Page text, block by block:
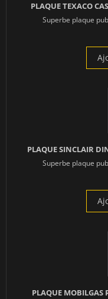
PLAQUE TEXACO
Superbe plaque
PLAQUE SINCLAIR
Superbe plaque
PLAQUE MOBILGAS